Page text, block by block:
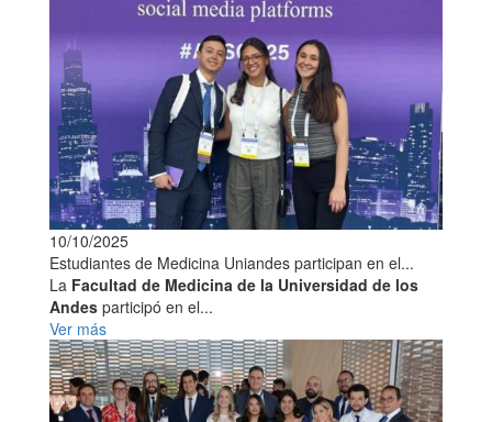
10/10/2025
Estudiantes de Medicina Uniandes participan en el...
La Facultad de Medicina de la Universidad de los
Andes participó en el...
Ver más